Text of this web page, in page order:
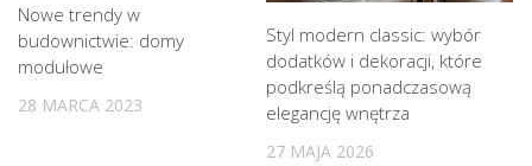
Nowe trendy w
budownictwie: domy
modułowe
28 MARCA 2023
Styl modern classic: wybór
dodatków i dekoracji, które
podkreślą ponadczasową
elegancję wnętrza
27 MAJA 2026